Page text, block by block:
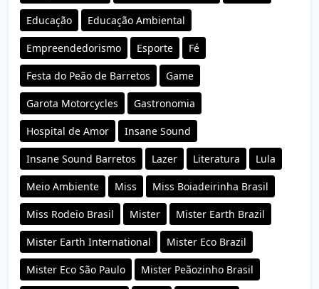
Educação Educação Ambiental
Empreendedorismo Esporte Fé
Festa do Peão de Barretos Game
Garota Motorcycles Gastronomia
Hospital de Amor Insane Sound
Insane Sound Barretos Lazer Literatura Lula
Meio Ambiente Miss Miss Boiadeirinha Brasil
Miss Rodeio Brasil Mister Mister Earth Brazil
Mister Earth International Mister Eco Brazil
Mister Eco São Paulo Mister Peãozinho Brasil